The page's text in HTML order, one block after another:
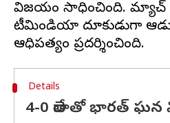
విజయం సాధించింది. మ్యాచ్
టీమిండియా దూకుడుగా
Details
4-0 తేడాతో భారత్